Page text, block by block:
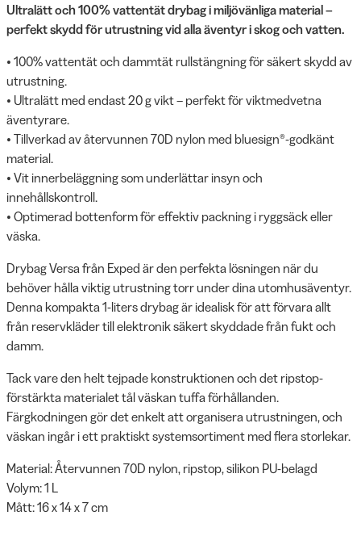
Ultralätt och 100% vattentät drybag i miljövänliga material –
perfekt skydd för utrustning vid alla äventyr i skog och vatten.
• 100% vattentät och dammtät rullstängning för säkert skydd av
utrustning.
• Ultralätt med endast 20 g vikt – perfekt för viktmedvetna
äventyrare.
• Tillverkad av återvunnen 70D nylon med bluesign®-godkänt
material.
• Vit innerbeläggning som underlättar insyn och
innehållskontroll.
• Optimerad bottenform för effektiv packning i ryggsäck eller
väska.
Drybag Versa från Exped är den perfekta lösningen när du
behöver hålla viktig utrustning torr under dina utomhusäventyr.
Denna kompakta 1-liters drybag är idealisk för att förvara allt
från reservkläder till elektronik säkert skyddade från fukt och
damm.
Tack vare den helt tejpade konstruktionen och det ripstop-
förstärkta materialet tål väskan tuffa förhållanden.
Färgkodningen gör det enkelt att organisera utrustningen, och
väskan ingår i ett praktiskt systemsortiment med flera storlekar.
Material: Återvunnen 70D nylon, ripstop, silikon PU-belagd
Volym: 1 L
Mått: 16 x 14 x 7 cm